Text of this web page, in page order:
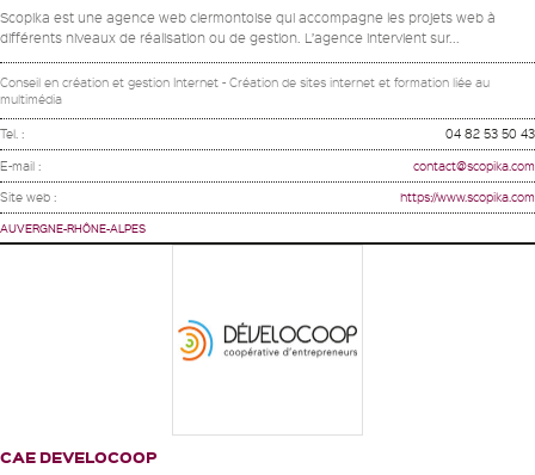
Scopika est une agence web clermontoise qui accompagne les projets web à
différents niveaux de réalisation ou de gestion. L’agence intervient sur...
Conseil en création et gestion Internet - Création de sites internet et formation liée au
multimédia
Tel. : 04 82 53 50 43
E-mail : contact@scopika.com
Site web : https://www.scopika.com
AUVERGNE-RHÔNE-ALPES
CAE DEVELOCOOP